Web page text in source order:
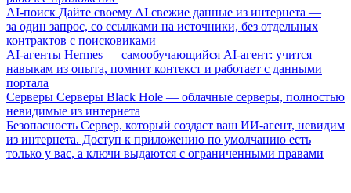
AI-поиск Дайте своему AI свежие данные из интернета —
за один запрос, со ссылками на источники, без отдельных
контрактов с поисковиками
AI-агенты Hermes — самообучающийся AI-агент: учится
навыкам из опыта, помнит контекст и работает с данными
портала
Серверы Серверы Black Hole — облачные серверы, полностью
невидимые из интернета
Безопасность Сервер, который создаст ваш ИИ-агент, невидим
из интернета. Доступ к приложению по умолчанию есть
только у вас, а ключи выдаются с ограниченными правами